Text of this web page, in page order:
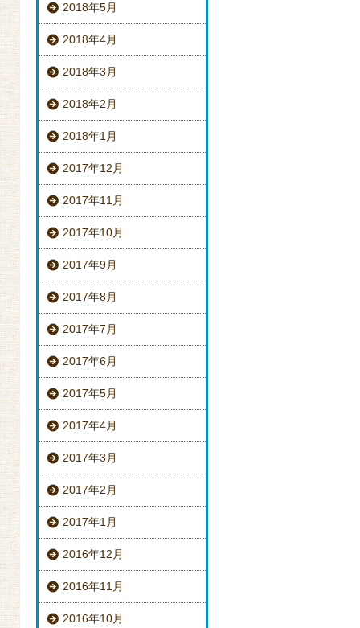
2018年5月
2018年4月
2018年3月
2018年2月
2018年1月
2017年12月
2017年11月
2017年10月
2017年9月
2017年8月
2017年7月
2017年6月
2017年5月
2017年4月
2017年3月
2017年2月
2017年1月
2016年12月
2016年11月
2016年10月